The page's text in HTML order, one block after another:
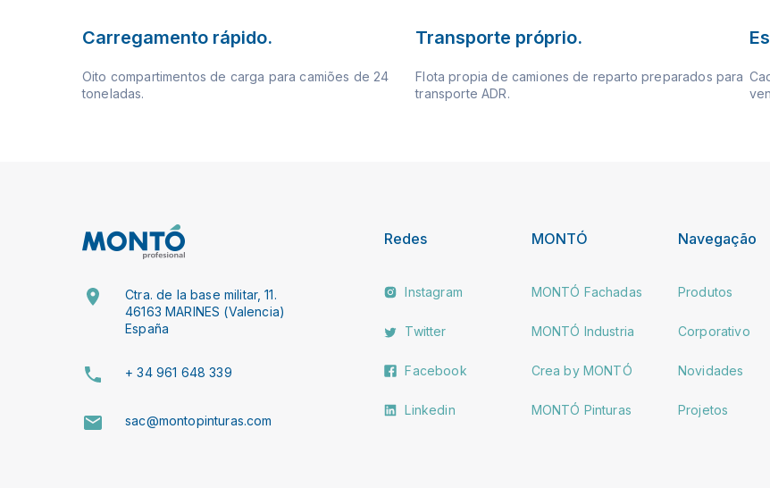
Carregamento rápido.
Oito compartimentos de carga para camiões de 24
toneladas.
Transporte próprio.
Flota propia de camiones de reparto preparados para
transporte ADR.
Ctra. de la base militar, 11.
46163 MARINES (Valencia)
España
+ 34 961 648 339
sac@montopinturas.com
Redes
Instagram
Twitter
Facebook
Linkedin
MONTÓ
MONTÓ Fachadas
MONTÓ Industria
Crea by MONTÓ
MONTÓ Pinturas
Navegação
Produtos
Corporativo
Novidades
Projetos